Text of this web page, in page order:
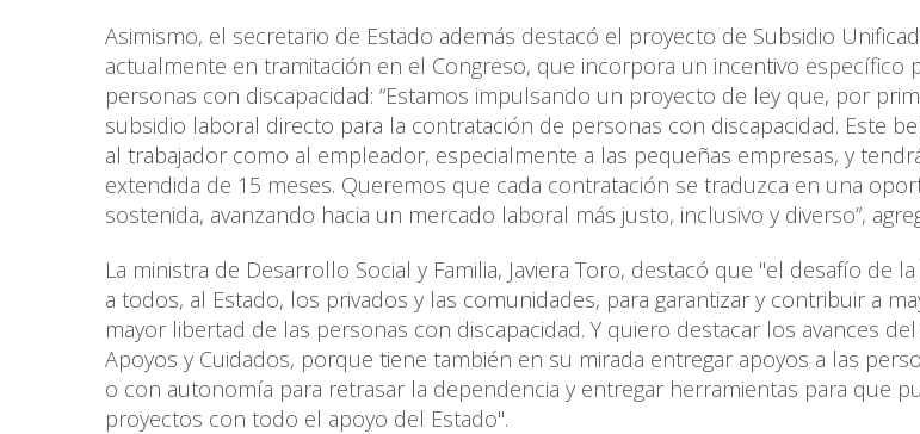
Asimismo, el secretario de Estado además destacó el proyecto de Subsidio
actualmente en tramitación en el Congreso, que incorpora un incentivo específico
personas con discapacidad: “Estamos impulsando un proyecto de ley que, por
subsidio laboral directo para la contratación de personas con discapacidad. Este
al trabajador como al empleador, especialmente a las pequeñas empresas, y
extendida de 15 meses. Queremos que cada contratación se traduzca en una
sostenida, avanzando hacia un mercado laboral más justo, inclusivo y diverso”,
La ministra de Desarrollo Social y Familia, Javiera Toro, destacó que "el desafío de
a todos, al Estado, los privados y las comunidades, para garantizar y contribuir a
mayor libertad de las personas con discapacidad. Y quiero destacar los avances
Apoyos y Cuidados, porque tiene también en su mirada entregar apoyos a las
o con autonomía para retrasar la dependencia y entregar herramientas para que
proyectos con todo el apoyo del Estado".